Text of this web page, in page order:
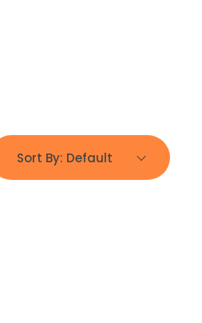
Sort By: Default